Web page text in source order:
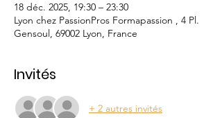
18 déc. 2025, 19:30 – 23:30
Lyon chez PassionPros Formapassion , 4 Pl.
Gensoul, 69002 Lyon, France
Invités
+ 2 autres invités